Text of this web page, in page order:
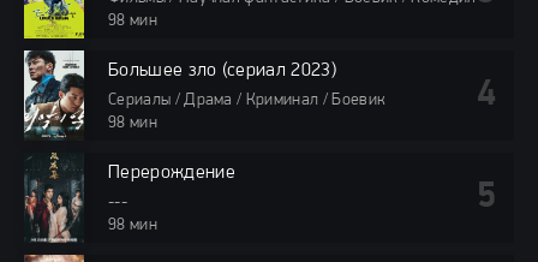
98 мин
Большее зло (сериал 2023)
Сериалы / Драма / Криминал / Боевик
98 мин
Перерождение
---
98 мин